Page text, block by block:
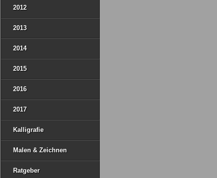
2012
2013
2014
2015
2016
2017
Kalligrafie
Malen & Zeichnen
Ratgeber